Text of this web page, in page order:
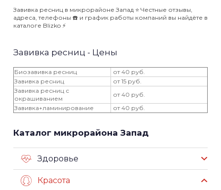
Завивка ресниц в микрорайоне Запад ⭐️ Честные отзывы,
адреса, телефоны ☎️ и график работы компаний вы найдёте в
каталоге Blizko ⚡️
Завивка ресниц - Цены
Биозавивка ресниц
от 40 руб.
Завивка ресниц
от 15 руб.
Завивка ресниц с
окрашиванием
от 40 руб.
Завивка+ламинирование
от 40 руб.
Каталог микрорайона Запад
Здоровье
Красота